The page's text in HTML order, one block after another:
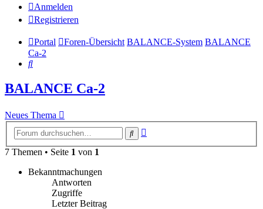
Anmelden
Registrieren
Portal Foren-Übersicht BALANCE-System BALANCE
Ca-2
Suche
BALANCE Ca-2
Neues Thema
Suche
7 Themen • Seite 1 von 1
Bekanntmachungen
Antworten
Zugriffe
Letzter Beitrag